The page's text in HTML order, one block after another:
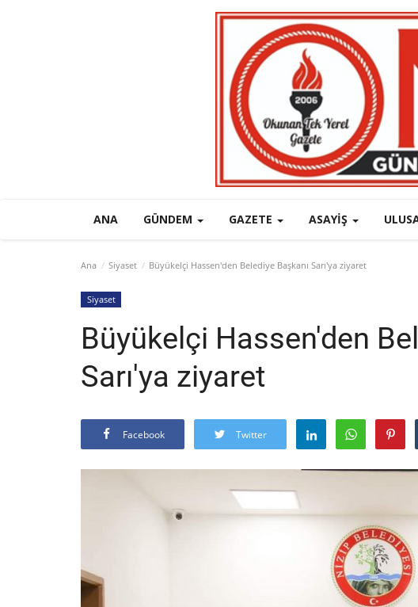
ANA GÜNDEM GAZETE ASAYIŞ
Ana Siyaset Büyükelçi Hassen'den Belediye Başkanı Sarı'ya ziyaret
Siyaset
Büyükelçi Hassen'den
Sarı'ya ziyaret
Facebook Twitter